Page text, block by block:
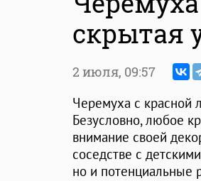
скрытая
2 июля, 09:57
Черемуха с красной
Безусловно, любое
внимание своей
соседстве с
но и потенциальные